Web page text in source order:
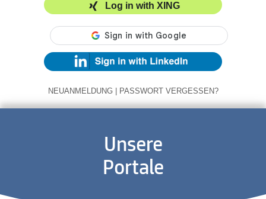
Log in with XING
NEUANMELDUNG | PASSWORT VERGESSEN?
Unsere
Portale